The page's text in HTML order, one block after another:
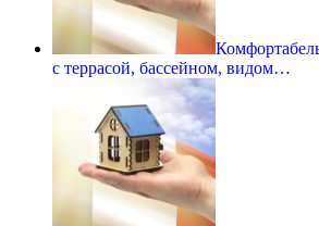
с террасой, бассейном, видом…